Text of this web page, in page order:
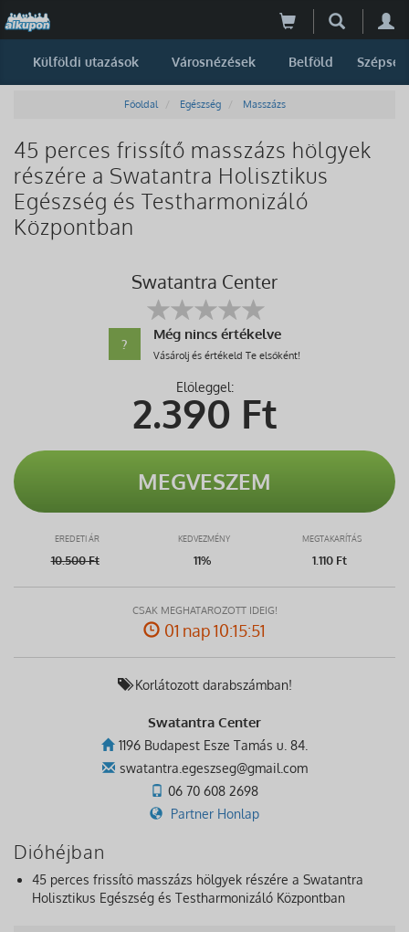
Külföldi utazások Városnézések Belföld Szépség
Főoldal Egészség Masszázs
45 perces frissítő masszázs hölgyek
részére a Swatantra Holisztikus
Egészség és Testharmonizáló
Központban
Swatantra Center
?
Még nincs értékelve
Vásárolj és értékeld Te elsőként!
Előleggel:
2.390 Ft
MEGVESZEM
EREDETI ÁR KEDVEZMÉNY MEGTAKARÍTÁS
10.500Ft 11% 1.110 Ft
CSAK MEGHATÁROZOTT IDEIG!
01 nap 10:15:51
Korlátozott darabszámban!
Swatantra Center
1196 Budapest Esze Tamás u. 84.
swatantra.egeszseg@gmail.com
06 70 608 2698
Partner Honlap
Dióhéjban
45 perces frissítő masszázs hölgyek részére a Swatantra
Holisztikus Egészség és Testharmonizáló Központban